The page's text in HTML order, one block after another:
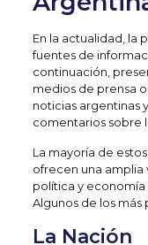
En la actualidad, la
fuentes de
continuación,
medios de prensa
noticias argentinas
comentarios sobre
La mayoría de
ofrecen una
política y
Algunos de los más
La Nación